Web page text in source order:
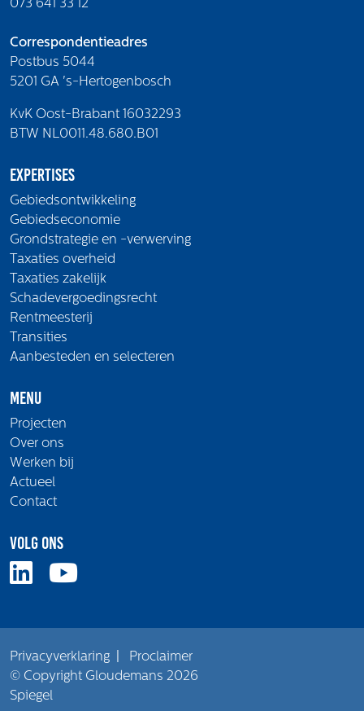
073 641 33 12
Correspondentieadres
Postbus 5044
5201 GA 's-Hertogenbosch
KvK Oost-Brabant 16032293
BTW NL0011.48.680.B01
Expertises
Gebiedsontwikkeling
Gebiedseconomie
Grondstrategie en -verwerving
Taxaties overheid
Taxaties zakelijk
Schadevergoedingsrecht
Rentmeesterij
Transities
Aanbesteden en selecteren
Menu
Projecten
Over ons
Werken bij
Actueel
Contact
Volg ons
Privacyverklaring
Proclaimer
© Copyright Gloudemans 2026
Spiegel